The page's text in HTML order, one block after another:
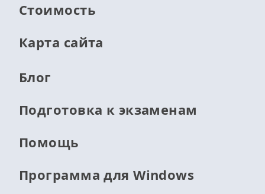
Стоимость
Карта сайта
Блог
Подготовка к экзаменам
Помощь
Программа для Windows